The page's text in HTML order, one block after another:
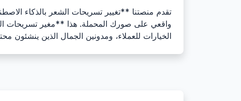
تقدم منصتنا **تغيير تسريحات الشعر بالذكاء
واقعي على صورك المحملة. هذا **مغير تسريحات
الخيارات للعملاء، ومدونين الجمال الذين